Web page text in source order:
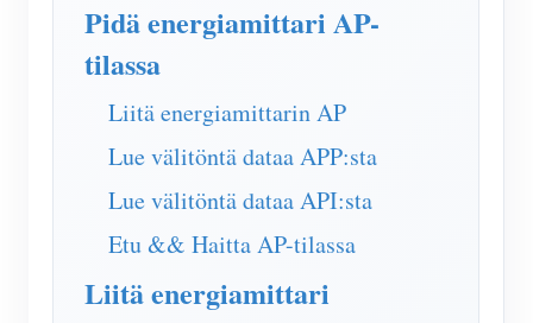
Sovellukset
Pidä energiamittari AP-
tilassa
Liitä energiamittarin AP
Lue välitöntä dataa APP:sta
Lue välitöntä dataa API:sta
Etu && Haitta AP-tilassa
Liitä energiamittari